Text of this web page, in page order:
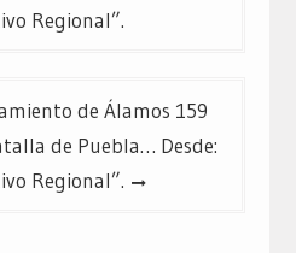
Regional”.
de Álamos 159
de Puebla… Desde:
Regional”.